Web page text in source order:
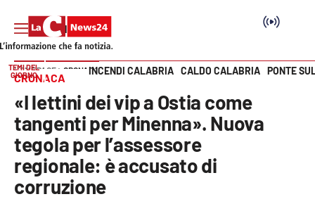
Cronaca
Politica
Vai
TEMI DEL
GIORNO
INCENDI CALABRIA CALDO CALABRIA PONTE
HOME PAGE CRONACA
CRONACA
«I lettini dei vip a Ostia come
tangenti per Minenna». Nuova
tegola per l’assessore
regionale: è accusato di
corruzione